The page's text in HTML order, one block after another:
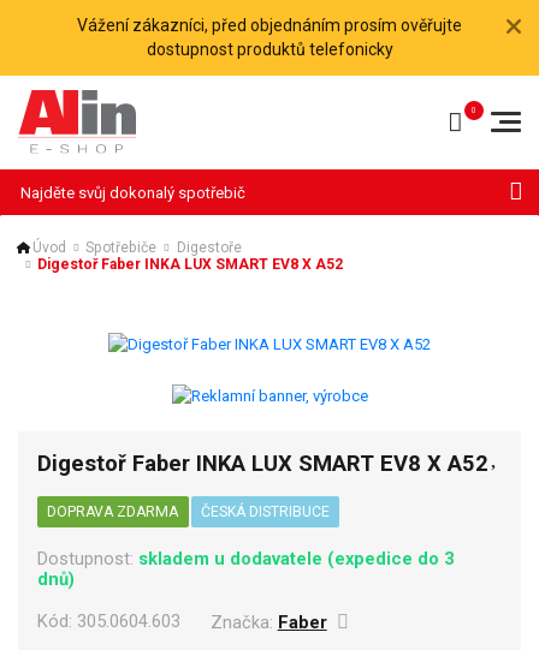
Vážení zákazníci, před objednáním prosím ověřujte
dostupnost produktů telefonicky
Úvod Spotřebiče
Digestoře
Digestoř Faber INKA LUX SMART EV8 X A52
Digestoř Faber INKA LUX SMART EV8 X A52
DOPRAVA ZDARMA ČESKÁ DISTRIBUCE
Dostupnost: skladem u dodavatele (expedice do 3
dnů)
Kód: 305.0604.603 Značka: Faber